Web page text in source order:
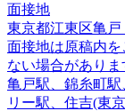
面接地
東京都江東区亀
面接地は原稿内
ない場合がありま
亀戸駅、錦糸町
リー駅、住吉(東